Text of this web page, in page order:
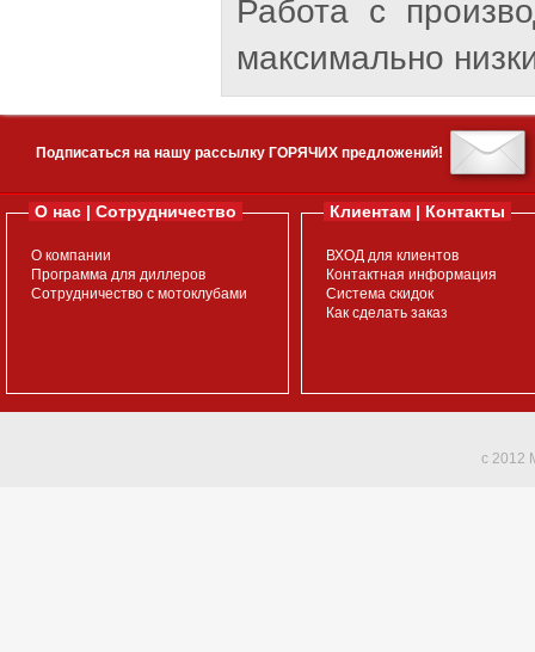
Работа с
максимально
Подписаться на нашу рассылку ГОРЯЧИХ предложений!
О нас | Сотрудничество
О компании
Программа для диллеров
Сотрудничество с мотоклубами
Клиентам | Контакты
ВХОД для клиентов
Контактная информация
Система скидок
Как сделать заказ
c 2012